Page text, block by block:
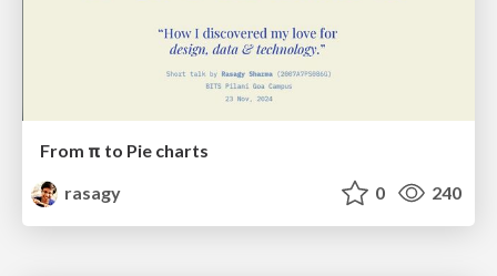
From π to Pie charts
rasagy
0 240